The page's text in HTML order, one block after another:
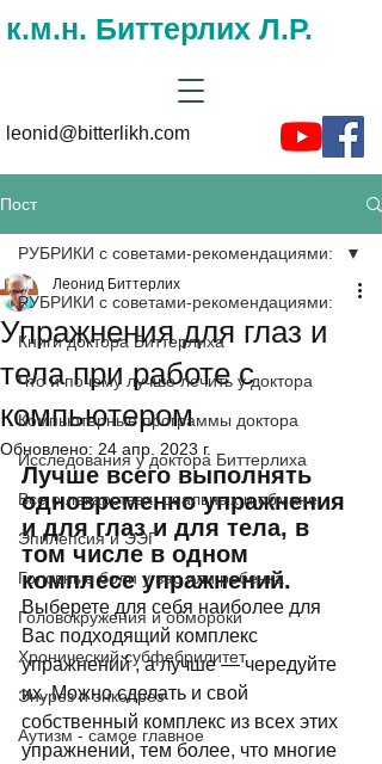
к.м.н. Биттерлих Л.Р.
leonid@bitterlikh.com
Пост
РУБРИКИ с советами-рекомендациями:
Книги доктора Биттерлиха
Что и почему лучше лечить у доктора
Компьютерные программы доктора
Исследования у доктора Биттерлиха
Все о лекарствах, реальных и обмане
Эпилепсия и ЭЭГ
Головные боли у вас или ребенка
Головокружения и обмороки
Хронический субфебрилитет
Энурез и энкопрез
Аутизм - самое главное
РУБРИКИ с советами-рекомендациями:
Упражнения для глаз и
тела при работе с
компьютером
Леонид Биттерлих
Обновлено: 24 апр. 2023 г.
Лучше всего выполнять
одновременно упражнения
и для глаз и для тела, в
том числе в одном
комплесе упражнений.
Выберете для себя наиболее для
Вас подходящий комплекс
упражнений , а лучше — чередуйте
их. Можно сделать и свой
собственный комплекс из всех этих
упражнений, тем более, что многие